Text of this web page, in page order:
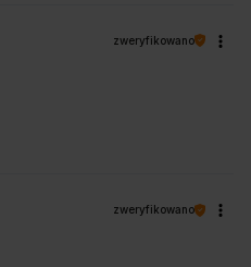
zweryfikowano
zweryfikowano